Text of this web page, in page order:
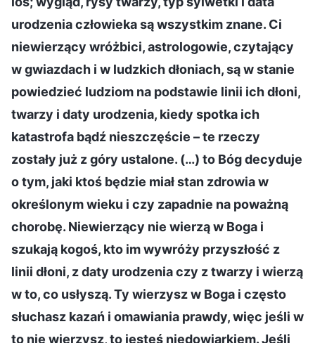
urodzenia człowieka są wszystkim znane. Ci
niewierzący wróżbici, astrologowie, czytający
w gwiazdach i w ludzkich dłoniach, są w stanie
powiedzieć ludziom na podstawie linii ich dłoni,
twarzy i daty urodzenia, kiedy spotka ich
katastrofa bądź nieszczęście – te rzeczy
zostały już z góry ustalone. (…) to Bóg decyduje
o tym, jaki ktoś będzie miał stan zdrowia w
określonym wieku i czy zapadnie na poważną
chorobę. Niewierzący nie wierzą w Boga i
szukają kogoś, kto im wywróży przyszłość z
linii dłoni, z daty urodzenia czy z twarzy i wierzą
w to, co usłyszą. Ty wierzysz w Boga i często
słuchasz kazań i omawiania prawdy, więc jeśli w
to nie wierzysz, to jesteś niedowiarkiem. Jeśli